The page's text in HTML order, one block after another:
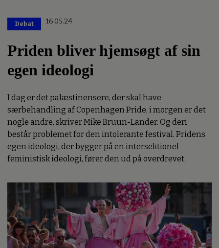
Debat 16.05.24
Priden bliver hjemsøgt af sin
egen ideologi
I dag er det palæstinensere, der skal have
særbehandling af Copenhagen Pride, i morgen er det
nogle andre, skriver Mike Bruun-Lander. Og deri
består problemet for den intolerante festival. Pridens
egen ideologi, der bygger på en intersektionel
feministisk ideologi, fører den ud på overdrevet.